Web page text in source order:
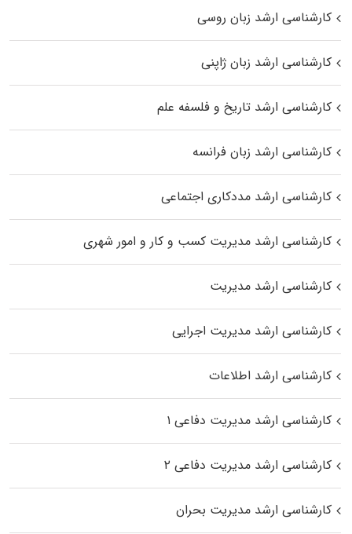
کارشناسی ارشد زبان روسی
کارشناسی ارشد زبان ژاپنی
کارشناسی ارشد تاریخ و فلسفه علم
کارشناسی ارشد زبان فرانسه
کارشناسی ارشد مددکاری اجتماعی
کارشناسی ارشد مدیریت کسب و کار و امور شهری
کارشناسی ارشد مدیریت
کارشناسی ارشد مدیریت اجرایی
کارشناسی ارشد اطلاعات
کارشناسی ارشد مدیریت دفاعی ۱
کارشناسی ارشد مدیریت دفاعی ۲
کارشناسی ارشد مدیریت بحران